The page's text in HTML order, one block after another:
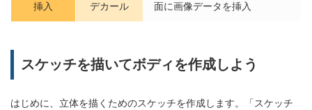
挿入 デカール 面に画像データを挿入
スケッチを描いてボディを作成しよう
はじめに、立体を描くためのスケッチを作成します。「スケッチ